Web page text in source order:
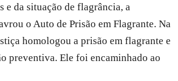
e da situação de flagrância, a
o Auto de Prisão em Flagrante. Na
homologou a prisão em flagrante e
preventiva. Ele foi encaminhado ao